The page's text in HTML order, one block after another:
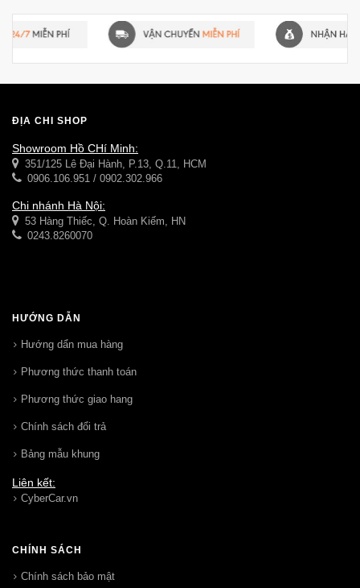
ĐỊA CHỈ SHOP
Showroom Hồ CHí Minh:
351/125 Lê Đại Hành, P.13, Q.11, HCM
0906.106.951 / 0902.302.966
Chi nhánh Hà Nội:
53 Hàng Thiếc, Q. Hoàn Kiếm, HN
0243.8260070
HƯỚNG DẪN
Hướng dẩn mua hàng
Phương thức thanh toán
Phương thức giao hang
Chính sách đổi trả
Bảng mẫu khung
Liên kết:
CyberCar.vn
CHÍNH SÁCH
Chính sách bảo mật